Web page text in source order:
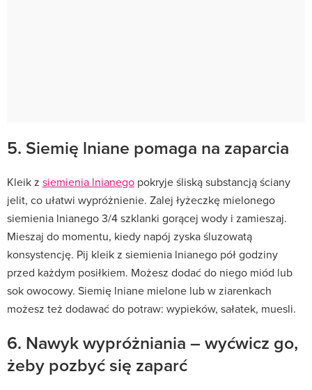
5. Siemię lniane pomaga na zaparcia
Kleik z siemienia lnianego pokryje śliską substancją ściany
jelit, co ułatwi wypróżnienie. Zalej łyżeczkę mielonego
siemienia lnianego 3/4 szklanki gorącej wody i zamieszaj.
Mieszaj do momentu, kiedy napój zyska śluzowatą
konsystencję. Pij kleik z siemienia lnianego pół godziny
przed każdym posiłkiem. Możesz dodać do niego miód lub
sok owocowy. Siemię lniane mielone lub w ziarenkach
możesz też dodawać do potraw: wypieków, sałatek, muesli.
6. Nawyk wypróżniania – wyćwicz go,
żeby pozbyć się zaparć